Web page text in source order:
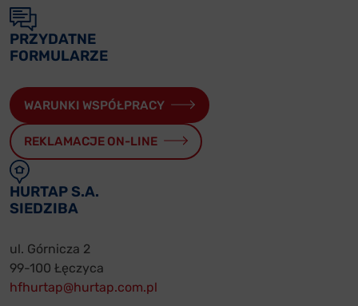
PRZYDATNE
FORMULARZE
WARUNKI WSPÓŁPRACY
REKLAMACJE ON-LINE
HURTAP S.A.
SIEDZIBA
ul. Górnicza 2
99-100 Łęczyca
hfhurtap@hurtap.com.pl